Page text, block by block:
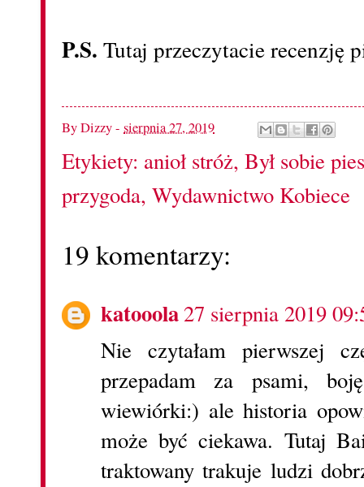
P.S. Tutaj przeczytacie
ByDizzy- sierpnia 27, 2019
Etykiety: anioł stróż, Był sobie pies
przygoda, Wydawnictwo Kobiece
19 komentarzy:
katooola27 sierpnia 2019
Nie czytałam pierwszej
przepadam za psami,
wiewiórki:) ale historia
może być ciekawa. Tutaj
traktowany trakuje ludzi